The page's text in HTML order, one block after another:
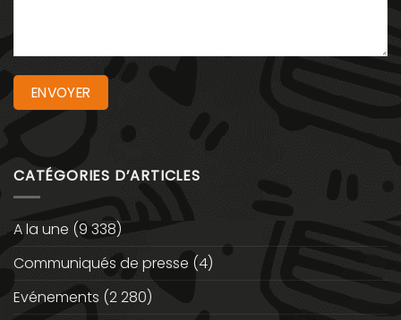
CATÉGORIES D’ARTICLES
A la une (9 338)
Communiqués de presse (4)
Evénements (2 280)